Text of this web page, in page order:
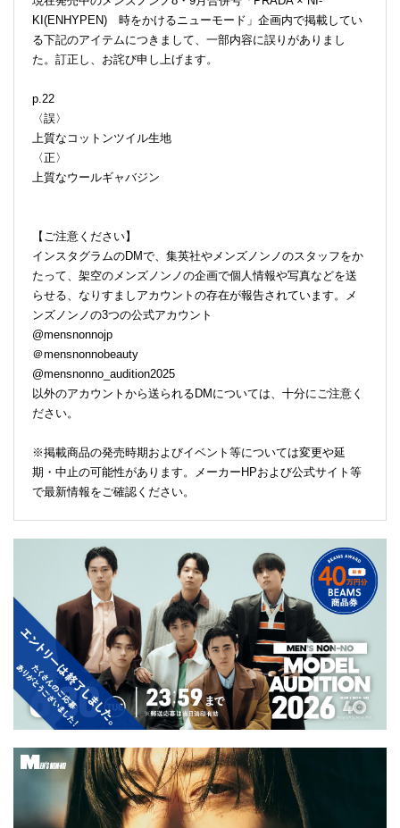
KI(ENHYPEN) 時をかけるニューモード」企画内で掲載してい
る下記のアイテムにつきまして、一部内容に誤りがありまし
た。訂正し、お詫び申し上げます。
p.22
〈誤〉
上質なコットンツイル生地
〈正〉
上質なウールギャバジン
【ご注意ください】
インスタグラムのDMで、集英社やメンズノンノのスタッフをか
たって、架空のメンズノンノの企画で個人情報や写真などを送
らせる、なりすましアカウントの存在が報告されています。メ
ンズノンノの3つの公式アカウント
@mensnonnojp
＠mensnonnobeauty
@mensnonno_audition2025
以外のアカウントから送られるDMについては、十分にご注意く
ださい。
※掲載商品の発売時期およびイベント等については変更や延
期・中止の可能性があります。メーカーHPおよび公式サイト等
で最新情報をご確認ください。